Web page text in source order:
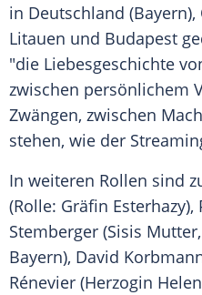
in Deutschland (Bayern),
Litauen und Budapest
"die Liebesgeschichte
zwischen persönlichem
Zwängen, zwischen
stehen, wie der
In weiteren Rollen sind
(Rolle: Gräfin Esterhazy),
Stemberger (Sisis
Bayern), David
Rénevier (Herzogin